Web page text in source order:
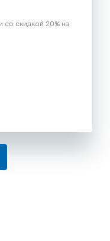
со скидкой 20% на